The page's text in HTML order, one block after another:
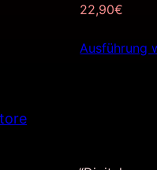
22,90€
Ausführung